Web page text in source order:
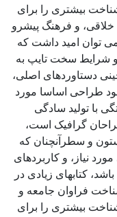
بیشتری را برای
و فرهنگ پیشرو
توان امید داشت که
و شرایط سخت تایپ به
دستاوردهای اصلی،
طراحی اساسا مورد
با تولید سادگی
گرافیک است،
و سطرآنچنان که
نیاز، و کاربردهای
کتابهای زیادی در
فراوان جامعه و
بیشتری را برای